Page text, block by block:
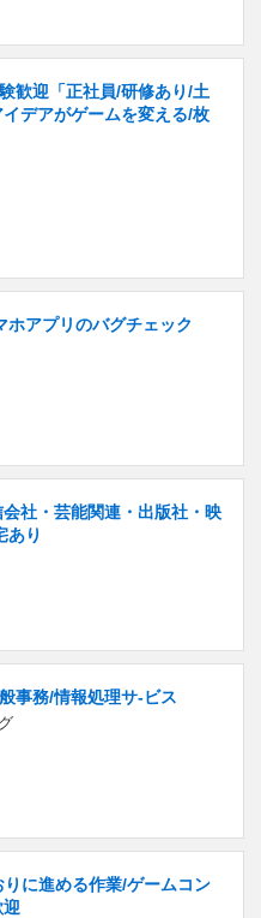
歓迎「正社員/研修あり/土
デアがゲームを変える/枚
アプリのバグチェック
社・芸能関連・出版社・映
あり
事務/情報処理サ-ビス
に進める作業/ゲームコン